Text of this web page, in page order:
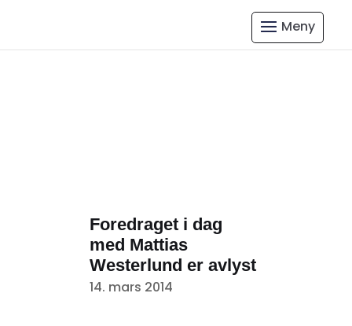
Foredraget i dag
med Mattias
Westerlund er avlyst
14. mars 2014